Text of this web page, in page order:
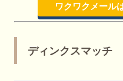
ワクワクメール
ディンクスマッチ